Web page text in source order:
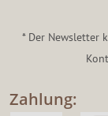
* Der Newsletter
Zahlung: